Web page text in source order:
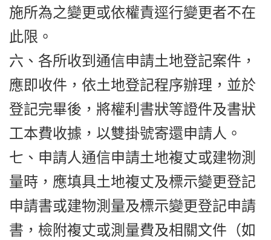
施所為之變更或依權責逕行變更者不在
此限。
六、各所收到通信申請土地登記案件，
應即收件，依土地登記程序辦理，並於
登記完畢後，將權利書狀等證件及書狀
工本費收據，以雙掛號寄還申請人。
七、申請人通信申請土地複丈或建物測
量時，應填具土地複丈及標示變更登記
申請書或建物測量及標示變更登記申請
書，檢附複丈或測量費及相關文件（如